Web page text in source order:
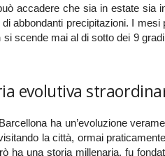
accadere che sia in estate sia
abbondanti precipitazioni. I mesi
scende mai al di sotto dei 9
evolutiva
ha un’evoluzione
la città, ormai
ha una storia millenaria, fu